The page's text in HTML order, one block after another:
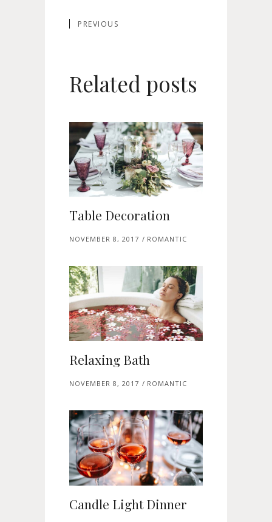
PREVIOUS
Related posts
Table Decoration
NOVEMBER 8, 2017 ROMANTIC
Relaxing Bath
NOVEMBER 8, 2017 ROMANTIC
Candle Light Dinner